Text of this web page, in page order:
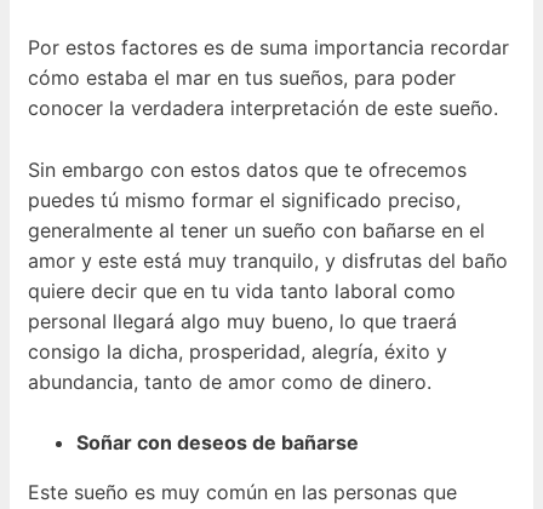
Por estos factores es de suma importancia recordar
cómo estaba el mar en tus sueños, para poder
conocer la verdadera interpretación de este sueño.
Sin embargo con estos datos que te ofrecemos
puedes tú mismo formar el significado preciso,
generalmente al tener un sueño con bañarse en el
amor y este está muy tranquilo, y disfrutas del baño
quiere decir que en tu vida tanto laboral como
personal llegará algo muy bueno, lo que traerá
consigo la dicha, prosperidad, alegría, éxito y
abundancia, tanto de amor como de dinero.
Soñar con deseos de bañarse
Este sueño es muy común en las personas que